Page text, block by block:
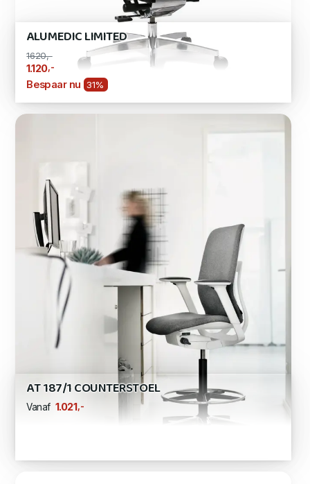
ALUMEDIC LIMITED
1620,-
1.120,-
Bespaar nu 31%
AT 187/1 COUNTERSTOEL
Vanaf 1.021 ,-